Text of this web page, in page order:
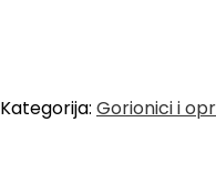
Kategorija: Gorionici i